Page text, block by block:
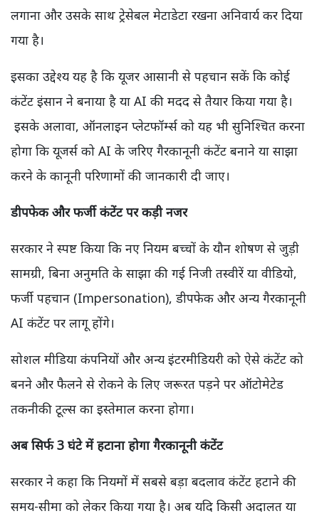
लगाना और उसके साथ ट्रेसेबल मेटाडेटा रखना अनिवार्य कर दिया
गया है।
इसका उद्देश्य यह है कि यूजर आसानी से पहचान सकें कि कोई
कंटेंट इंसान ने बनाया है या AI की मदद से तैयार किया गया है।
इसके अलावा, ऑनलाइन प्लेटफॉर्म्स को यह भी सुनिश्चित करना
होगा कि यूजर्स को AI के जरिए गैरकानूनी कंटेंट बनाने या साझा
करने के कानूनी परिणामों की जानकारी दी जाए।
डीपफेक और फर्जी कंटेंट पर कड़ी नजर
सरकार ने स्पष्ट किया कि नए नियम बच्चों के यौन शोषण से जुड़ी
सामग्री, बिना अनुमति के साझा की गई निजी तस्वीरें या वीडियो,
फर्जी पहचान (Impersonation), डीपफेक और अन्य गैरकानूनी
AI कंटेंट पर लागू होंगे।
सोशल मीडिया कंपनियों और अन्य इंटरमीडियरी को ऐसे कंटेंट को
बनने और फैलने से रोकने के लिए जरूरत पड़ने पर ऑटोमेटेड
तकनीकी टूल्स का इस्तेमाल करना होगा।
अब सिर्फ 3 घंटे में हटाना होगा गैरकानूनी कंटेंट
सरकार ने कहा कि नियमों में सबसे बड़ा बदलाव कंटेंट हटाने की
समय-सीमा को लेकर किया गया है। अब यदि किसी अदालत या